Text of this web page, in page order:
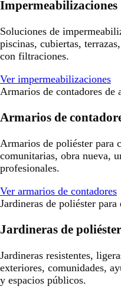
Impermeabilizaciones
Soluciones de
piscinas, cubiertas,
con filtraciones.
Ver impermeabilizaciones
Armarios de contadores de
Armarios de
Armarios de poliéster para
comunitarias, obra nueva,
profesionales.
Ver armarios de contadores
Jardineras de poliéster
Jardineras de poliéster
Jardineras resistentes,
exteriores, comunidades,
y espacios públicos.